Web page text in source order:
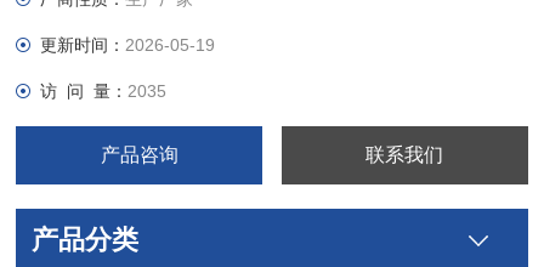
更新时间： 2026-05-19
访 问 量： 2035
产品咨询 联系我们
产品分类